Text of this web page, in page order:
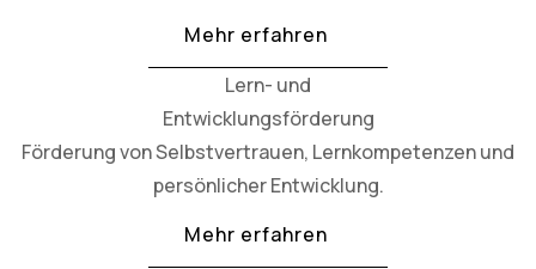
Mehr erfahren
Lern- und
Entwicklungsförderung
Förderung von Selbstvertrauen, Lernkompetenzen und
persönlicher Entwicklung.
Mehr erfahren